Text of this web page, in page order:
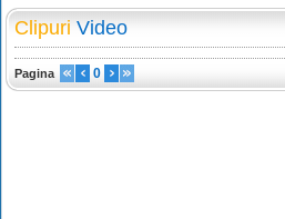
Clipuri Video
Pagina 0